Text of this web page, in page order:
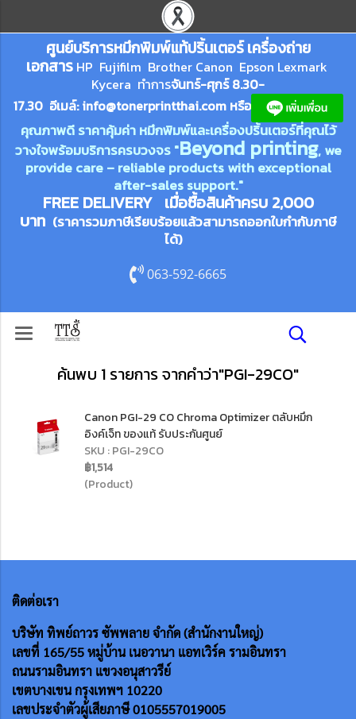
ศูนย์บริการหมึกพิมพ์แท้ปริ้นเตอร์ เครื่องถ่าย
เอกสาร HP Fujifilm Brother Canon Epson Lexmark
Kycera ทำการจันทร์-ศุกร์ 8.30-
17.30 อีเมล์:info@tonerprintthai.com หรือ
คุณภาพดี ราคาคุ้มค่า หมึกพิมพ์และเครื่องปริ้นเตอร์ที่คุณไว้
วางใจพร้อมบริการครบวงจร "Beyond printing, we
provide care – reliable products with exceptional
after-sales support."
FREE DELIVERY เมื่อซื้อสินค้าครบ 2,000
บาท (ราคารวมภาษีเรียบร้อยแล้วสามารถออกใบกำกับภาษี
ได้)
063-592-6665
ค้นพบ 1 รายการ จากคำว่า"PGI-29CO"
Canon PGI-29 CO Chroma Optimizer ตลับหมึก
อิงค์เจ็ท ของแท้ รับประกันศูนย์
SKU : PGI-29CO
฿1,514
(Product)
ติดต่อเรา
บริษัท ทิพย์ถาวร ซัพพลาย จำกัด (สำนักงานใหญ่)
เลขที่ 165/55หมู่บ้าน เนอวานา แอทเวิร์ค รามอินทรา
ถนนรามอินทรา แขวงอนุสาวรีย์
เขตบางเขน กรุงเทพฯ 10220
เลขประจำตัวผู้เสียภาษี 0105557019005